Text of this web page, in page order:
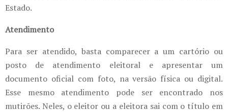
Estado.
Atendimento
Para ser atendido, basta comparecer a um cartório ou
posto de atendimento eleitoral e apresentar um
documento oficial com foto, na versão física ou digital.
Esse mesmo atendimento pode ser encontrado nos
mutirões. Neles, o eleitor ou a eleitora sai com o título em